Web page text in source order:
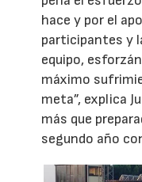
hace y por el
participantes y
equipo,
máximo
meta”, explica
más que
segundo año